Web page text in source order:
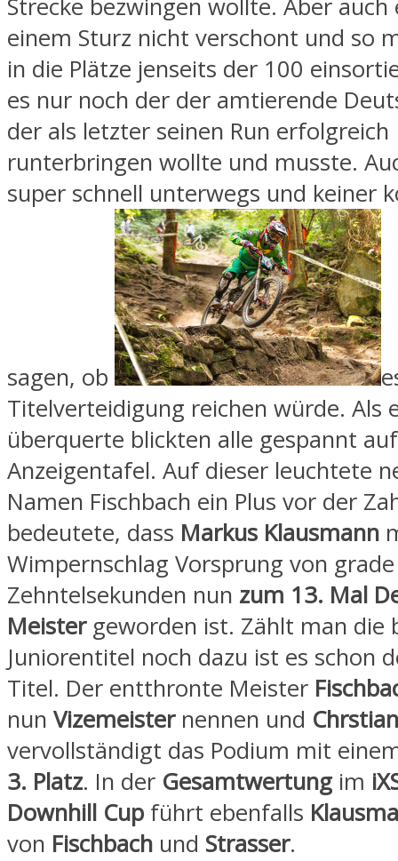
Strecke bezwingen wollte. Aber auch
einem Sturz nicht verschont und so
in die Plätze jenseits der 100
es nur noch der der amtierende
der als letzter seinen Run erfolgreich
runterbringen wollte und musste.
super schnell unterwegs und keiner
sagen, ob
Titelverteidigung reichen würde. Als
überquerte blickten alle gespannt
Anzeigentafel. Auf dieser leuchtete
Namen Fischbach ein Plus vor der
bedeutete, dass Markus Klausmann
Wimpernschlag Vorsprung von
Zehntelsekunden nun zum 13. Mal
Meistergeworden ist. Zählt man die
Juniorentitel noch dazu ist es schon
Titel. Der entthronte Meister
nun Vizemeisternennen und
vervollständigt das Podium mit
3. Platz. In der Gesamtwertung im
Downhill Cup führt ebenfalls
von Fischbach und Strasser.